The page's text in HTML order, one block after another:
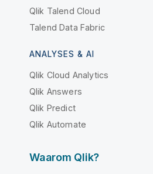
Qlik Talend Cloud
Talend Data Fabric
ANALYSES & AI
Qlik Cloud Analytics
Qlik Answers
Qlik Predict
Qlik Automate
Waarom Qlik?